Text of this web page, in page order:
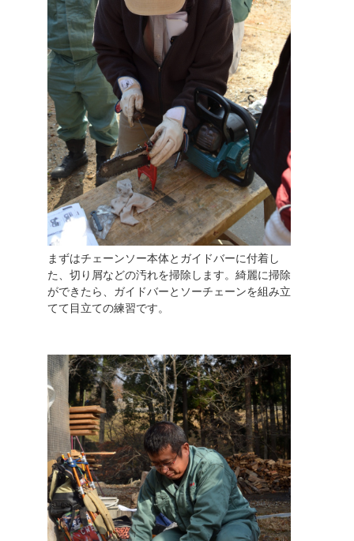
まずはチェーンソー本体とガイドバーに付着し
た、切り屑などの汚れを掃除します。綺麗に掃除
ができたら、ガイドバーとソーチェーンを組み立
てて目立ての練習です。